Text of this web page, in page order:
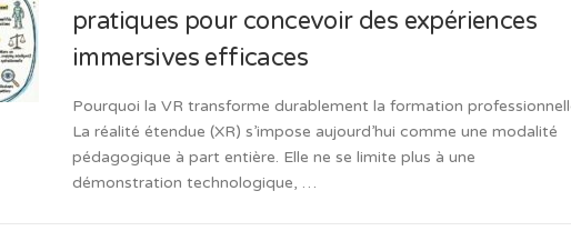
pratiques pour concevoir des expériences
immersives efficaces
Pourquoi la VR transforme durablement la formation
La réalité étendue (XR) s’impose aujourd’hui comme une modalité
pédagogique à part entière. Elle ne se limite plus à une
démonstration technologique, …